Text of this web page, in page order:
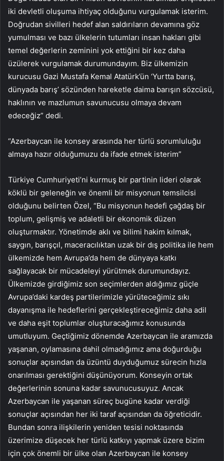
iki devletli oluşuma ihtiyaç olduğunu vurgulamak isterim.
Doğrudan sivilleri hedef alan saldırıların devamına göz
yumulması ve bazı ülkelerin tutumları insan hakları gibi
temel değerlerin zeminini yok ettiğini bir kez daha
üzülerek vurgulamak durumundayım. Biz ülkemizin
kurucusu Gazi Mustafa Kemal Atatürk’ün ‘Yurtta barış,
dünyada barış’ sözünden hareketle daima barışın sözcüsü,
haklının ve mazlumun savunucusu olmaya devam
edeceğiz” dedi.
“Azerbaycan ile konsey arasında her türlü sorumluluğu
almaya hazır olduğumuzu da ifade etmek isterim”
Türkiye Cumhuriyeti’ni kurmuş bir partinin lideri olarak
köklü bir geleneğin ve önemli bir misyonun temsilcisi
olduğunu belirten Özel, “Bu misyonun hedefi çağdaş bir
toplum, gelişmiş ve adaletli bir ekonomik düzen
oluşturmaktır. Yönetimde aklı ve bilimi hakim kılmak,
saygın, barışçıl, maceracılıktan uzak bir dış politika ile hem
ülkemizde hem Avrupa’da hem de dünyaya katkı
sağlayacak bir mücadeleyi yürütmek durumundayız.
Ülkemizde girdiğimiz son seçimlerden aldığımız güçle
Avrupa’daki kardeş partilerimizle yürüteceğimiz sıkı
dayanışma ile hedeflerini gerçekleştireceğimiz daha adil
ve daha eşit toplumlar oluşturacağımız konusunda
umutluyum. Geçtiğimiz dönemde Azerbaycan ile aramızda
yaşanan, oylamasına dahil olmadığımız ama doğurduğu
sonuçlar açısından da üzüntü duyduğumuz sürecin hızla
onarılması gerektiğini düşünüyorum. Konseyin ortak
değerlerinin sonuna kadar savunucusuyuz. Ancak
Azerbaycan ile yaşanan süreç bugüne kadar verdiği
sonuçlar açısından her iki taraf açısından da öğreticidir.
Bundan sonra ilişkilerin yeniden tesisi noktasında
üzerimize düşecek her türlü katkıyı yapmak üzere bizim
için çok önemli bir ülke olan Azerbaycan ile konsey